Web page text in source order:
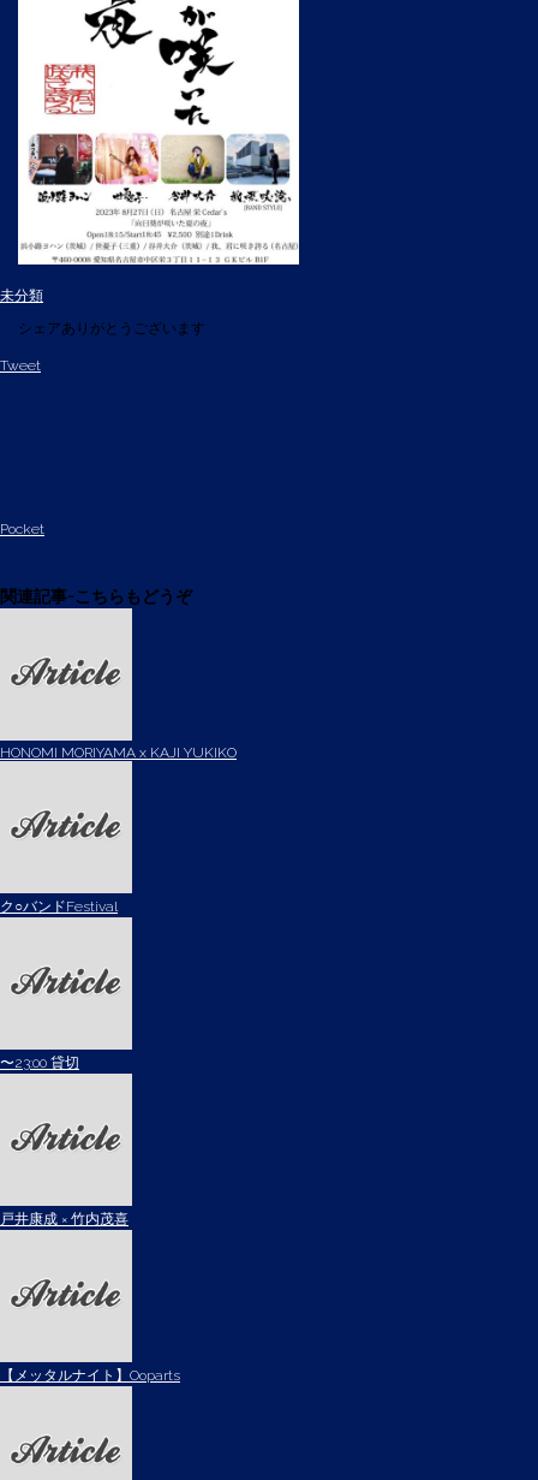
未分類
シェアありがとうございます
Tweet
Pocket
関連記事-こちらもどうぞ
HONOMI MORIYAMA x KAJI YUKIKO
ク○バンドFestival
〜23:00 貸切
戸井康成 × 竹内茂喜
【メッタルナイト】Ooparts